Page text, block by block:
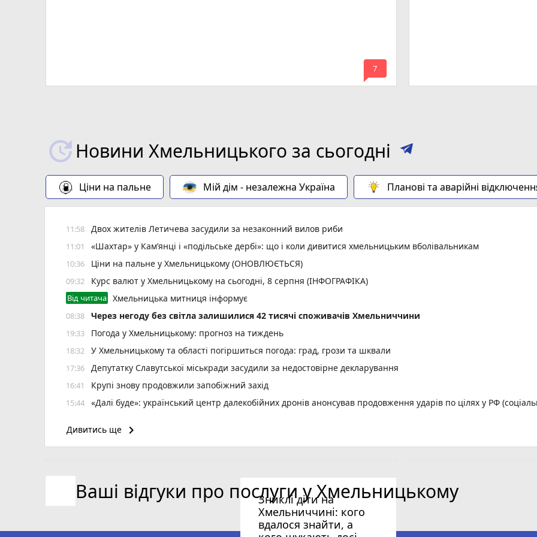
mode_comment
7
Новини Хмельницького за сьогодні
Ціни на пальне Мій дім - незалежна Україна Планові та аварійні
11:58 Двох жителів Летичева засудили за незаконний вилов риби
11:01 «Шахтар» у Камʼянці і «подільське дербі»: що і коли дивитися хмельницьким вболівальникам
10:36 Ціни на пальне у Хмельницькому (ОНОВЛЮЄТЬСЯ)
09:32 Курс валют у Хмельницькому на сьогодні, 8 серпня (ІНФОГРАФІКА)
Від читача Хмельницька митниця інформує
08:38 Через негоду без світла залишилися 42 тисячі споживачів Хмельниччини
19:33 Погода у Хмельницькому: прогноз на тиждень
18:32 У Хмельницькому та області погіршиться погода: град, грози та шквали
17:36 Депутатку Славутської міськради засудили за недостовірне декларування
16:41 Крупі знову продовжили запобіжний захід
15:44
«Далі буде»: український центр далекобійних дронів анонсував продовження ударів по цілях у РФ
15:28 12 тролейбусів змінять маршрут 8 серпня, ще три скасують
13:24 Визначили 20 кращих працівників Хмельницького (ІМЕНА)
6 серпня зафіксували температурний рекорд
Дивитись ще keyboard_arrow_right
Зниклі діти на
Хмельниччині: кого
вдалося знайти, а
Ваші відгуки про послуги у Хмельницькому